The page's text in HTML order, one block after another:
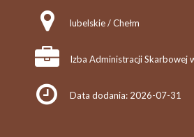
lubelskie / Chełm
Data dodania: 2026-07-31